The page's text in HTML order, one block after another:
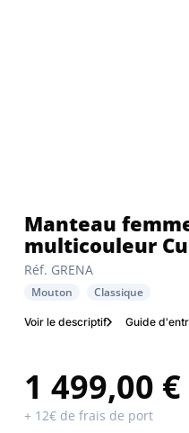
Réf. GRENA
Manteau femme mouton
multicouleur
Mouton Classique
Voir le descriptif Guide
1 499,00 €
+ 12€ de frais de port